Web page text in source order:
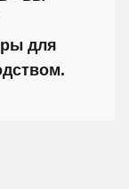
для